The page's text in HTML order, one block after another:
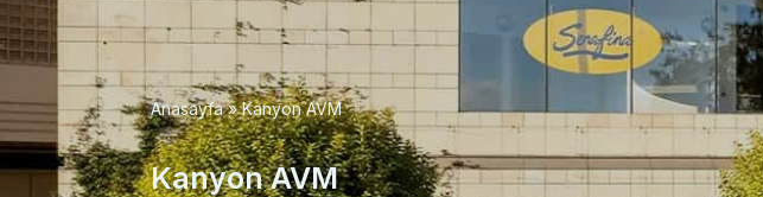
Anasayfa»Kanyon AVM
Kanyon AVM